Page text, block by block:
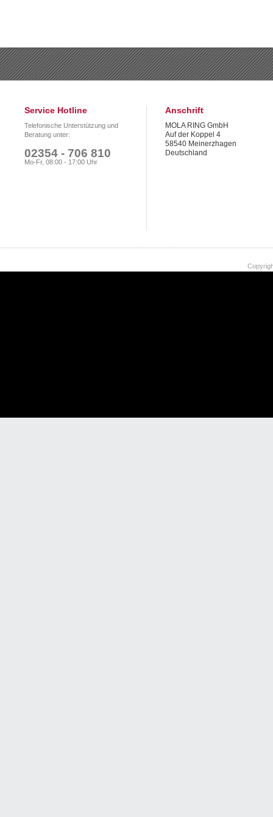
Service Hotline
Telefonische Unterstützung und
Beratung unter:
02354 - 706 810
Mo-Fr, 08:00 - 17:00 Uhr
Anschrift
MOLA RING GmbH
Auf der Koppel 4
58540 Meinerzhagen
Deutschland